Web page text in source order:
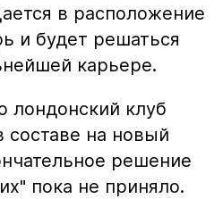
в расположение
и будет решаться
карьере.
лондонский клуб
составе на новый
решение
пока не приняло.